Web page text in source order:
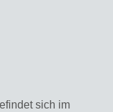
sich im